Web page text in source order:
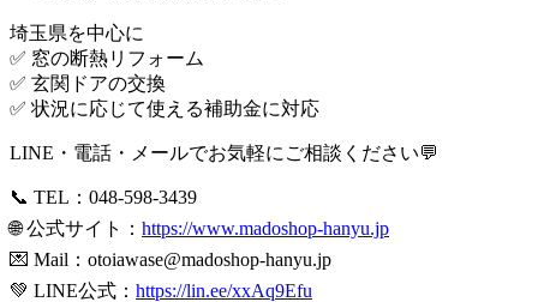
埼玉県を中心に
✅ 窓の断熱リフォーム
✅ 玄関ドアの交換
✅ 状況に応じて使える補助金に対応
LINE・電話・メールでお気軽にご相談ください💬
📞 TEL：048-598-3439
🌐 公式サイト： https://www.madoshop-hanyu.jp
💌 Mail： otoiawase@madoshop-hanyu.jp
💚 LINE公式： https://lin.ee/xxAq9Efu